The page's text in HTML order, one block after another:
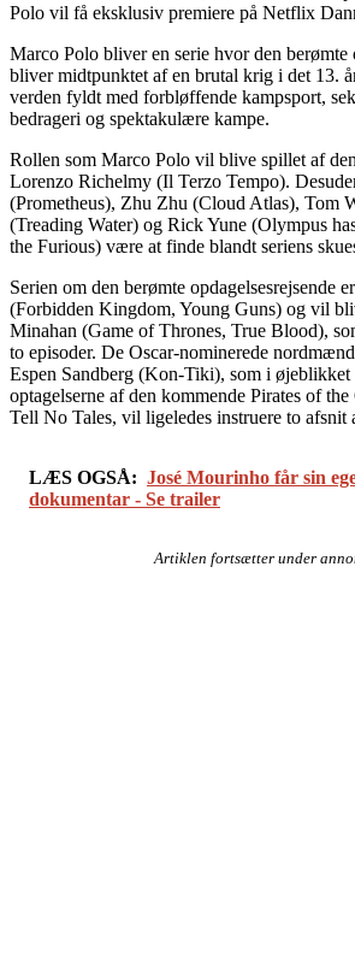
Polo vil få eksklusiv premiere på Netflix
Marco Polo bliver en serie hvor den berømte
bliver midtpunktet af en brutal krig i det 13.
verden fyldt med forbløffende kampsport,
bedrageri og spektakulære kampe.
Rollen som Marco Polo vil blive spillet af
Lorenzo Richelmy (Il Terzo Tempo).
(Prometheus), Zhu Zhu (Cloud Atlas), Tom
(Treading Water) og Rick Yune (Olympus
the Furious) være at finde blandt seriens
Serien om den berømte opdagelsesrejsende
(Forbidden Kingdom, Young Guns) og vil
Minahan (Game of Thrones, True Blood),
to episoder. De Oscar-nominerede
Espen Sandberg (Kon-Tiki), som i øjeblikket
optagelserne af den kommende Pirates of
Tell No Tales, vil ligeledes instruere to afsnit
LÆS OGSÅ: José Mourinho får sin
dokumentar - Se trailer
Artiklen fortsætter under